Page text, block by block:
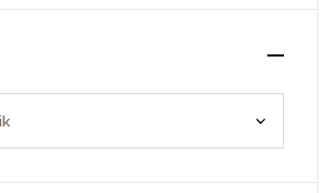
Create Account